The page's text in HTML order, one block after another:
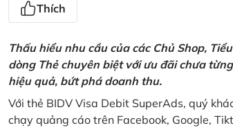
Thích
Thấu hiểu nhu cầu của các Chủ Shop,
dòng Thẻ chuyên biệt với ưu đãi chưa
hiệu quả, bứt phá doanh thu.
Với thẻ BIDV Visa Debit SuperAds, quý
chạy quảng cáo trên Facebook, Google,